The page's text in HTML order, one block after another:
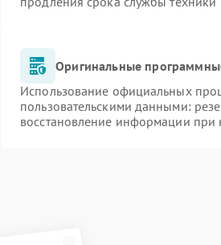
Оригинальные
Использование официальных
пользовательскими данными:
восстановление информации при